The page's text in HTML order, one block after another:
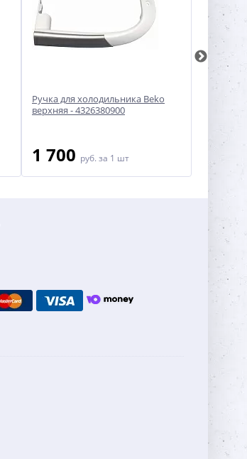
Ручка для холодильника Beko
верхняя - 4326380900
1 700 руб. за 1 шт